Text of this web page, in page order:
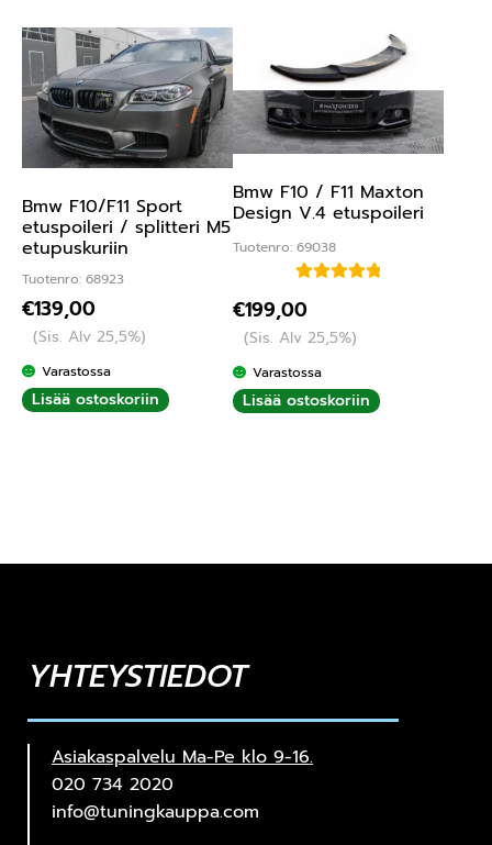
Bmw F10/F11 Sport
etuspoileri / splitteri M5
etupuskuriin
Tuotenro: 68923
€139,00
(Sis. Alv 25,5%)
Varastossa
Lisää ostoskoriin
Bmw F10 / F11 Maxton
Design V.4 etuspoileri
Tuotenro: 69038
5.00/ 5
€199,00
(Sis. Alv 25,5%)
Varastossa
Lisää ostoskoriin
YHTEYSTIEDOT
Asiakaspalvelu Ma-Pe klo 9-16.
020 734 2020
info@tuningkauppa.com